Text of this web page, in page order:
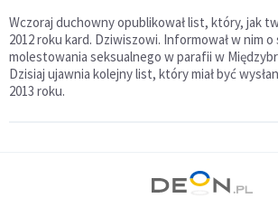
Wczoraj duchowny opublikował list, który, jak
2012 roku kard. Dziwiszowi. Informował w nim o
molestowania seksualnego w parafii w
Dzisiaj ujawnia kolejny list, który miał być
2013 roku.